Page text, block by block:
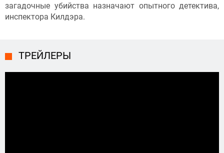
загадочные убийства назначают опытного детектива,
инспектора Килдэра.
ТРЕЙЛЕРЫ